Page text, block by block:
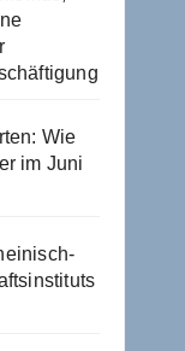
Wie
im Juni